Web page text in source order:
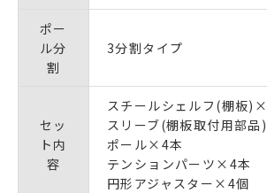
ポー
ル分
割
3分割タイプ
セッ
ト内
容
スチールシェルフ(棚板
スリーブ(棚板取付用部
ポール×4本
テンションパーツ×4本
円形アジャスター×4個